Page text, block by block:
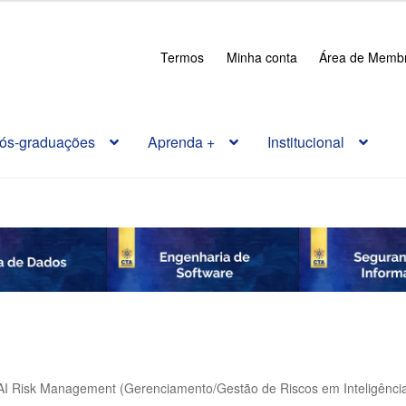
Termos Minha conta Área de
graduações Aprenda + Institucional
Risk Management (Gerenciamento/Gestão de Riscos em